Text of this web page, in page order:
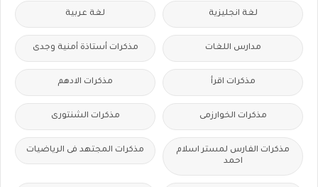
لغة انجليزية لغة عربية
مدارس اللغات مذكرات أستاذة أمنية وجدى
مذكرات اقرأ مذكرات الادهم
مذكرات الخوارزمى مذكرات الشنتورى
مذكرات الفارس لمستر اسلام
احمد
مذكرات المجتهد فى الرياضيات